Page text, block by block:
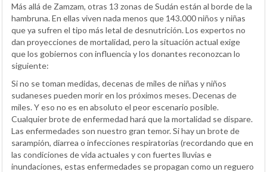
Más allá de Zamzam, otras 13 zonas de Sudán están al borde de la
hambruna. En ellas viven nada menos que 143.000 niños y niñas
que ya sufren el tipo más letal de desnutrición. Los expertos no
dan proyecciones de mortalidad, pero la situación actual exige
que los gobiernos con influencia y los donantes reconozcan lo
siguiente:
Si no se toman medidas, decenas de miles de niñas y niños
sudaneses pueden morir en los próximos meses. Decenas de
miles. Y eso no es en absoluto el peor escenario posible.
Cualquier brote de enfermedad hará que la mortalidad se dispare.
Las enfermedades son nuestro gran temor. Si hay un brote de
sarampión, diarrea o infecciones respiratorias (recordando que en
las condiciones de vida actuales y con fuertes lluvias e
inundaciones, estas enfermedades se propagan como un reguero